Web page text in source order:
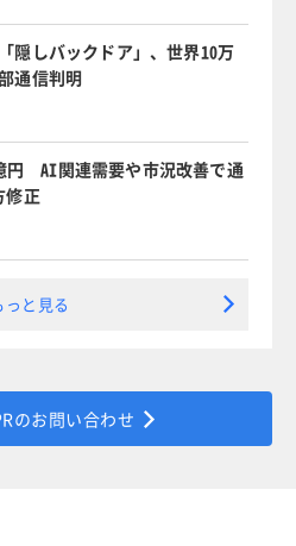
隠しバックドア」、世界10万
通信判明
円 AI関連需要や市況改善で通
修正
っと見る
のお問い合わせ